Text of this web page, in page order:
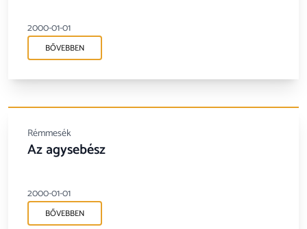
2000-01-01
BŐVEBBEN
Rémmesék
Az agysebész
2000-01-01
BŐVEBBEN